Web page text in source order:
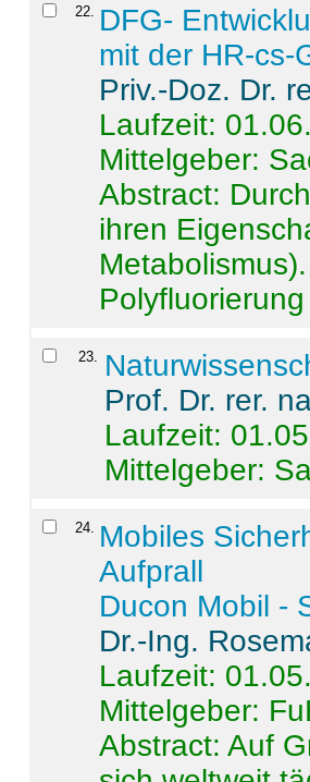
22
DFG-
mit der HR-cs-
Priv.-Doz. Dr.
Laufzeit:
Mittelgeber:
Abstract:
ihren
23.
Prof. Dr. rer.
Laufzeit:
Mittelgeber:
24. Mobiles
Aufprall
Ducon Mobil -
Dr.-Ing.
Laufzeit:
Mittelgeber:
Abstract:Auf